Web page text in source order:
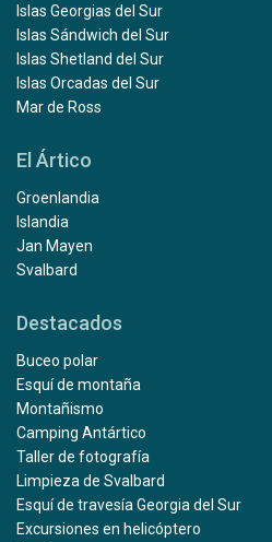
Islas Georgias del Sur
Islas Sándwich del Sur
Islas Shetland del Sur
Islas Orcadas del Sur
Mar de Ross
El Ártico
Groenlandia
Islandia
Jan Mayen
Svalbard
Destacados
Buceo polar
Esquí de montaña
Montañismo
Camping Antártico
Taller de fotografía
Limpieza de Svalbard
Esquí de travesía Georgia del Sur
Excursiones en helicóptero